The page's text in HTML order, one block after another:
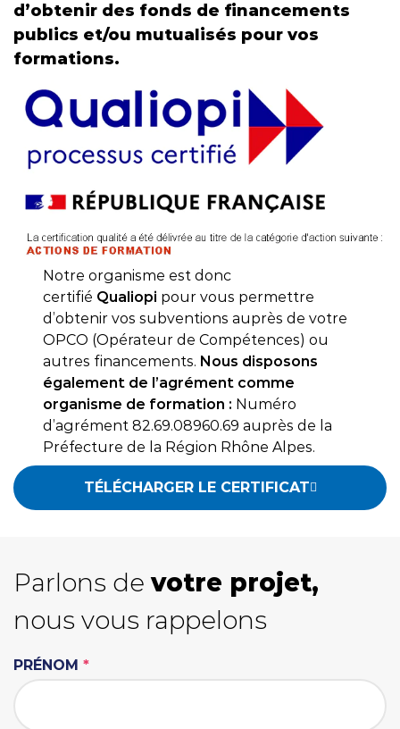
d’obtenir des fonds de financements
publics et/ou mutualisés pour vos
formations.
Notre organisme est donc
certifié Qualiopi pour vous permettre
d’obtenir vos subventions auprès de votre
OPCO (Opérateur de Compétences) ou
autres financements. Nous disposons
également de l’agrément comme
organisme de formation : Numéro
d’agrément 82.69.08960.69 auprès de la
Préfecture de la Région Rhône Alpes.
TÉLÉCHARGER LE CERTIFICAT
Parlons devotre projet,
nous vous rappelons
PRÉNOM *